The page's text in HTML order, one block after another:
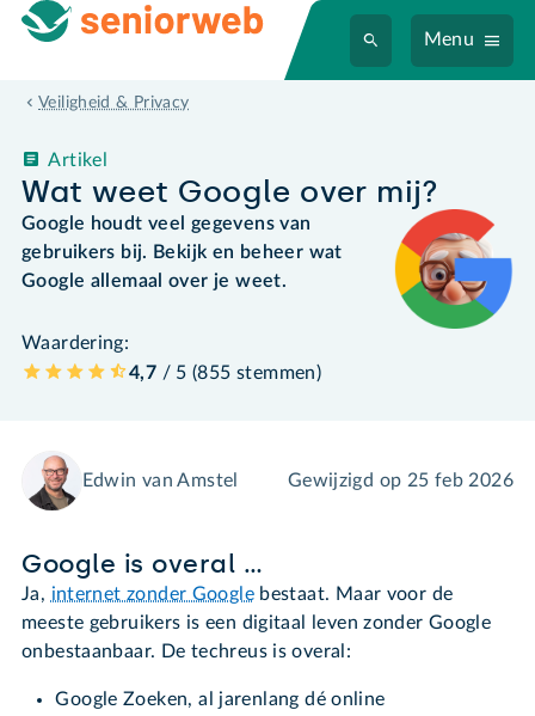
Menu
Veiligheid & Privacy
Wat weet Google over mij?
Artikel
Google houdt veel gegevens van
gebruikers bij. Bekijk en beheer wat
Google allemaal over je weet.
Waardering:
4,7 / 5 (855 stemmen)
Edwin van Amstel Gewijzigd op 25 feb 2026
Google is overal …
Ja, internet zonder Googlebestaat. Maar voor de
meeste gebruikers is een digitaal leven zonder Google
onbestaanbaar. De techreus is overal:
Google Zoeken, al jarenlang dé online